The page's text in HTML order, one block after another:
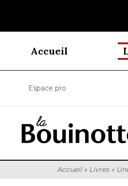
Accueil
Espace pro
Accueil» Livres»